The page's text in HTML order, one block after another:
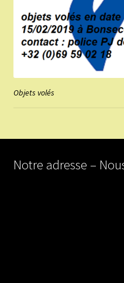
Objets volés
Notre adresse –